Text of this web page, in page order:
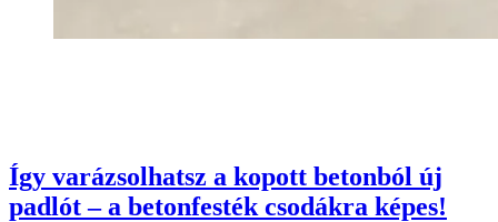
Így varázsolhatsz a kopott betonból új
padlót – a betonfesték csodákra képes!